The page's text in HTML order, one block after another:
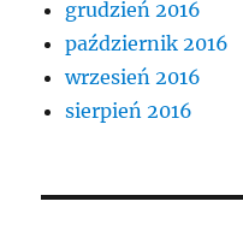
grudzień 2016
październik 2016
wrzesień 2016
sierpień 2016